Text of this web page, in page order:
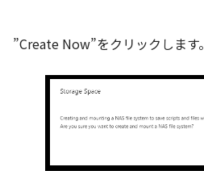
”Create Now”をクリックします。